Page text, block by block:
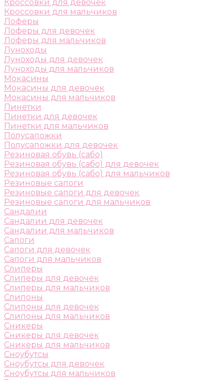
Кроссовки для девочек
Кроссовки для мальчиков
Лоферы
Лоферы для девочек
Лоферы для мальчиков
Луноходы
Луноходы для девочек
Луноходы для мальчиков
Мокасины
Мокасины для девочек
Мокасины для мальчиков
Пинетки
Пинетки для девочек
Пинетки для мальчиков
Полусапожки
Полусапожки для девочек
Резиновая обувь (сабо)
Резиновая обувь (сабо) для девочек
Резиновая обувь (сабо) для мальчиков
Резиновые сапоги
Резиновые сапоги для девочек
Резиновые сапоги для мальчиков
Сандалии
Сандалии для девочек
Сандалии для мальчиков
Сапоги
Сапоги для девочек
Сапоги для мальчиков
Слиперы
Слиперы для девочек
Слиперы для мальчиков
Слипоны
Слипоны для девочек
Слипоны для мальчиков
Сникеры
Сникеры для девочек
Сникеры для мальчиков
Сноубутсы
Сноубутсы для девочек
Сноубутсы для мальчиков